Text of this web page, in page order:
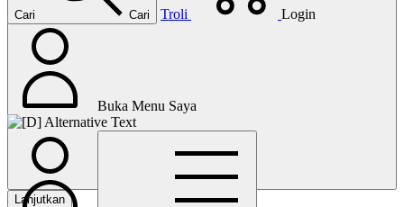
Lanjutkan
Cari Cari Troli Login
Buka Menu Saya